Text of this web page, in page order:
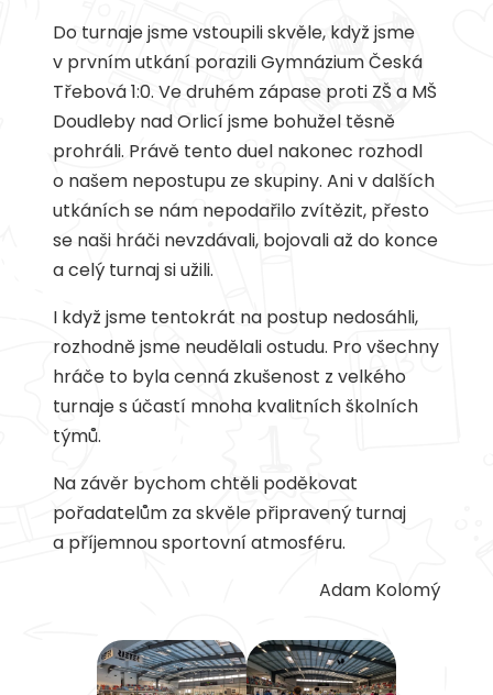
Do turnaje jsme vstoupili skvěle, když jsme
v prvním utkání porazili Gymnázium Česká
Třebová 1:0. Ve druhém zápase proti ZŠ a MŠ
Doudleby nad Orlicí jsme bohužel těsně
prohráli. Právě tento duel nakonec rozhodl
o našem nepostupu ze skupiny. Ani v dalších
utkáních se nám nepodařilo zvítězit, přesto
se naši hráči nevzdávali, bojovali až do konce
a celý turnaj si užili.
I když jsme tentokrát na postup nedosáhli,
rozhodně jsme neudělali ostudu. Pro všechny
hráče to byla cenná zkušenost z velkého
turnaje s účastí mnoha kvalitních školních
týmů.
Na závěr bychom chtěli poděkovat
pořadatelům za skvěle připravený turnaj
a příjemnou sportovní atmosféru.
Adam Kolomý